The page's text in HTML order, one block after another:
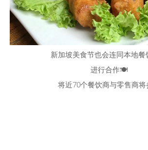
新加坡美食节也会连同本地餐
进行合作🍽
将近70个餐饮商与零售商将